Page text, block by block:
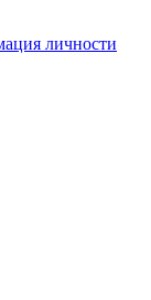
личности